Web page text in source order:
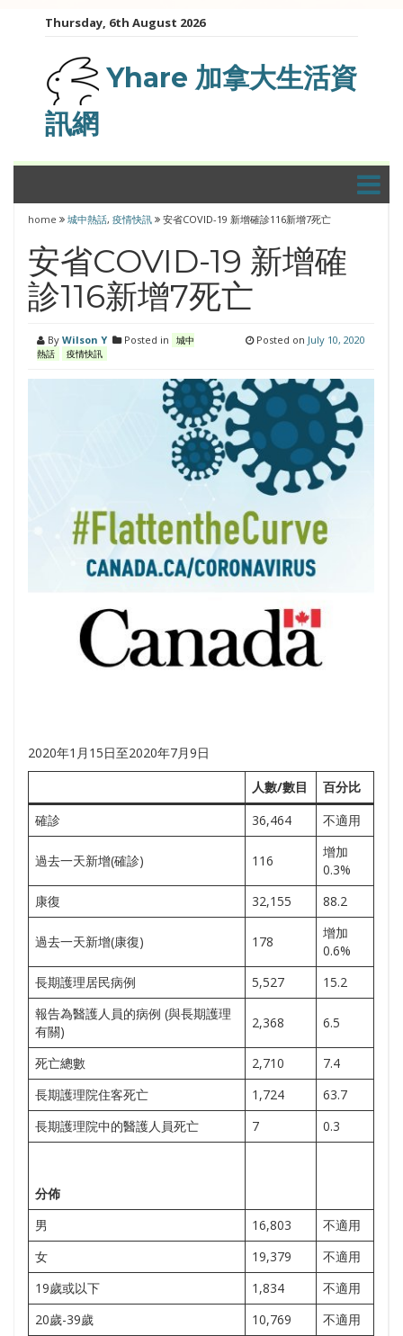
Thursday, 6th August 2026
Yhare 加拿大生活資
訊網
home 城中熱話, 疫情快訊 安省COVID-19 新增確診116新增7死亡
安省COVID-19 新增確
診116新增7死亡
By Wilson Y Posted in
城中
熱話
疫情快訊
Posted on July 10, 2020
2020年1月15日至2020年7月9日
人數/數目
百分比
確診
36,464 不適用
過去一天新增(確診) 116
增加
0.3%
康復
32,155 88.2
過去一天新增(康復) 178
增加
0.6%
長期護理居民病例
5,527
15.2
報告為醫護人員的病例 (與長期護理
有關)
2,368 6.5
死亡總數 2,710
7.4
長期護理院住客死亡
1,724
63.7
長期護理院中的醫護人員死亡
7 0.3
分佈
男
16,803
不適用
女
19,379
不適用
19歲或以下
1,834
不適用
20歲-39歲
10,769
不適用